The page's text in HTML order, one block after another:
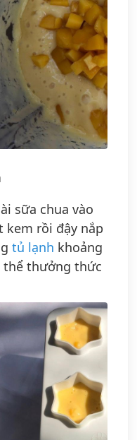
sữa chua vào
kem rồi đậy nắp
tủ lạnh khoảng
thể thưởng thức